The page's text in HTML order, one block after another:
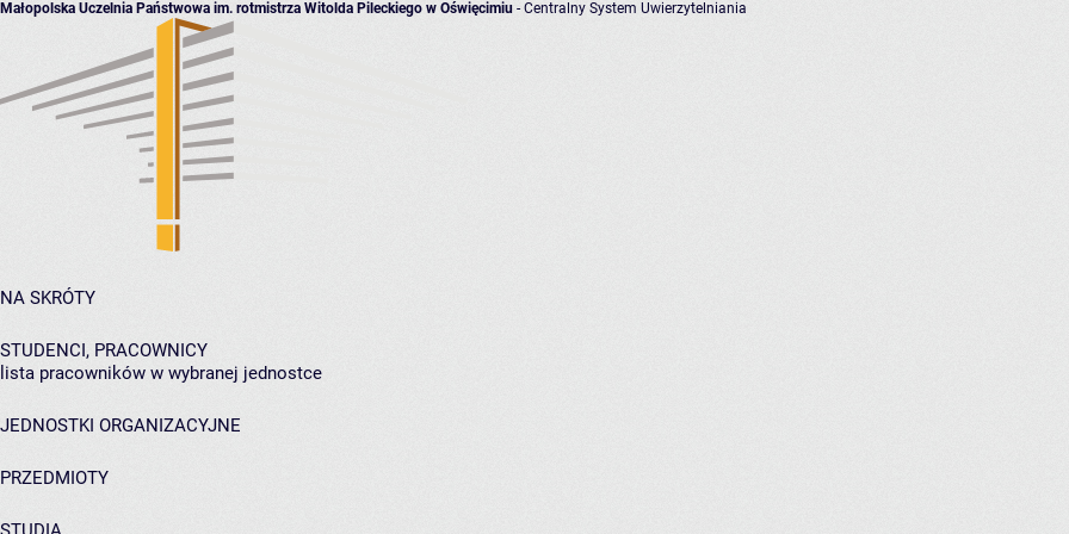
Małopolska Uczelnia Państwowa im. rotmistrza Witolda Pileckiego w Oświęcimiu - Centralny System Uwierzytelniania
NA SKRÓTY
STUDENCI, PRACOWNICY
lista pracowników w wybranej jednostce
JEDNOSTKI ORGANIZACYJNE
PRZEDMIOTY